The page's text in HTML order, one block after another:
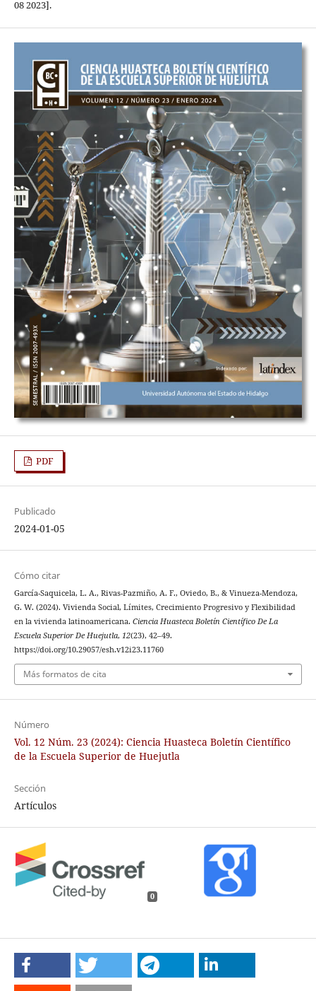
08 2023].
PDF
Publicado
2024-01-05
Cómo citar
García-Saquicela, L. A., Rivas-Pazmiño, A. F., Oviedo, B., & Vinueza-Mendoza,
G. W. (2024). Vivienda Social, Límites, Crecimiento Progresivo y Flexibilidad
en la vivienda latinoamericana. Ciencia Huasteca Boletín Científico De La
Escuela Superior De Huejutla, 12(23), 42–49.
https://doi.org/10.29057/esh.v12i23.11760
Más formatos de cita
Número
Vol. 12 Núm. 23 (2024): Ciencia Huasteca Boletín Científico
de la Escuela Superior de Huejutla
Sección
Artículos
0